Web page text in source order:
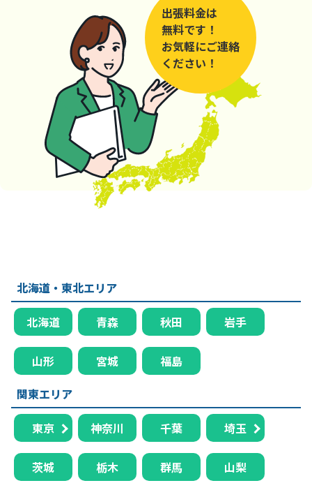
出張料金は
無料です！
お気軽にご連絡
ください！
北海道・東北エリア
北海道 青森 秋田 岩手
山形 宮城
福島
関東エリア
東京 神奈川 千葉 埼玉
茨城 栃木 群馬
山梨